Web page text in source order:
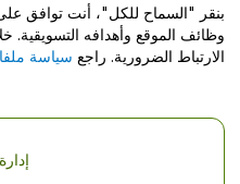
مركز المساعدة / اتصل
حقوق النشر © شركة فياجوجو المحدودة 2026
بنقر "السماح للكل"، أنت توافق
وظائف الموقع وأهدافه
الارتباط الضرورية. راجع سياسة